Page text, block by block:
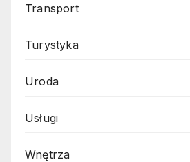
Transport
Turystyka
Uroda
Usługi
Wnętrza